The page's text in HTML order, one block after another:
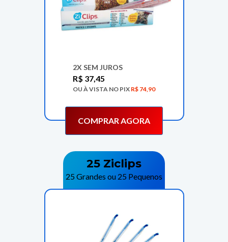
2X SEM JUROS
R$ 37,45
OU À VISTA NO PIX R$ 74,90
COMPRAR AGORA
25 Ziclips
25 Grandes ou 25 Pequenos